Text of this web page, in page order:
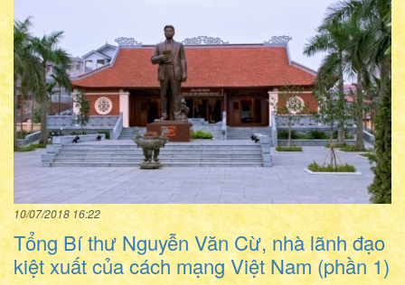
10/07/2018 16:22
Tổng Bí thư Nguyễn Văn Cừ, nhà lãnh đạo
kiệt xuất của cách mạng Việt Nam (phần 1)